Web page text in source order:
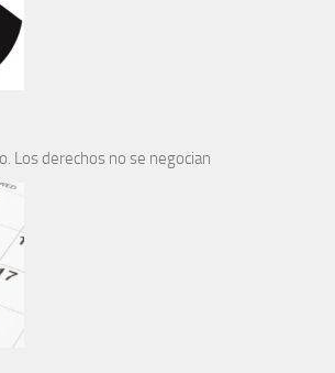
Los derechos no se negocian